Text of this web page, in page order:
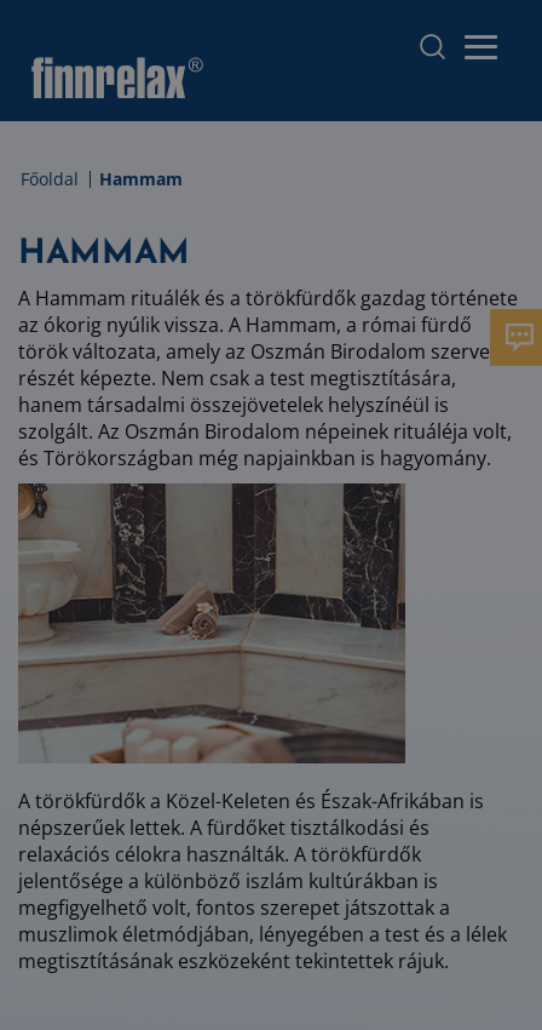
Főoldal Hammam
HAMMAM
A Hammam rituálék és a törökfürdők gazdag története
az ókorig nyúlik vissza. A Hammam, a római fürdő
török változata, amely az Oszmán Birodalom szerves
részét képezte. Nem csak a test megtisztítására,
hanem társadalmi összejövetelek helyszínéül is
szolgált. Az Oszmán Birodalom népeinek rituáléja volt,
és Törökországban még napjainkban is hagyomány.
A törökfürdők a Közel-Keleten és Észak-Afrikában is
népszerűek lettek. A fürdőket tisztálkodási és
relaxációs célokra használták. A törökfürdők
jelentősége a különböző iszlám kultúrákban is
megfigyelhető volt, fontos szerepet játszottak a
muszlimok életmódjában, lényegében a test és a lélek
megtisztításának eszközeként tekintettek rájuk.